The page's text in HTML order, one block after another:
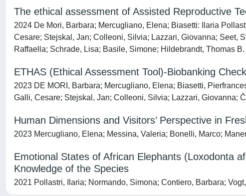
The ethical assessment of Assisted Reproductive
2024 De Mori, Barbara; Mercugliano, Elena; Biasetti: Ilaria
Cesare; Stejskal, Jan; Colleoni, Silvia; Lazzari, Giovanna; Seet,
Raffaella; Schrade, Lisa; Basile, Simone; Hildebrandt, Thomas B.
ETHAS (Ethical Assessment Tool)-Biobanking
2023 DE MORI, Barbara; Mercugliano, Elena; Biasetti,
Galli, Cesare; Stejskal, Jan; Colleoni, Silvia; Lazzari, Giovanna;
Human Dimensions and Visitors’ Perspective in
2023 Mercugliano, Elena; Messina, Valeria; Bonelli, Marco;
Emotional States of African Elephants (Loxodonta
Knowledge of the Species
2021 Pollastri, Ilaria; Normando, Simona; Contiero, Barbara;